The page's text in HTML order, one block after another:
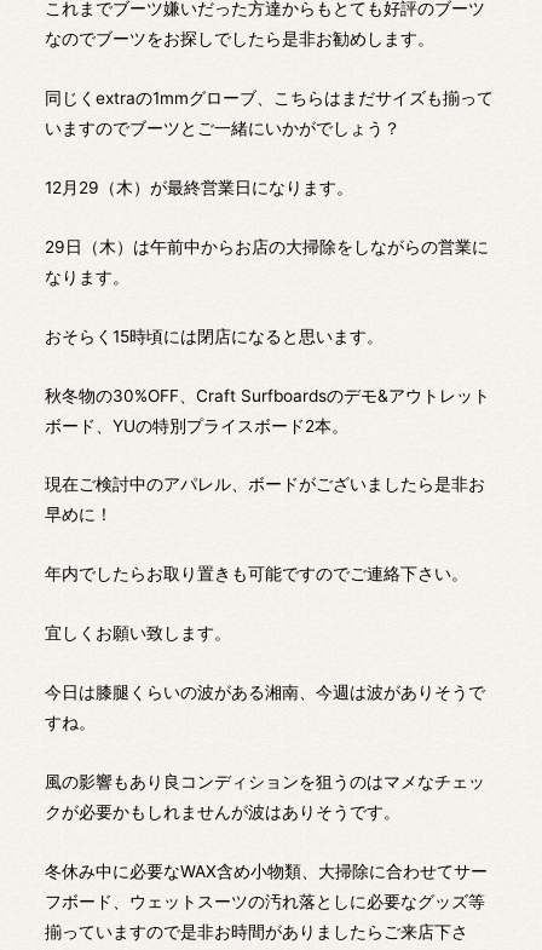
これまでブーツ嫌いだった方達からもとても好評のブーツ
なのでブーツをお探しでしたら是非お勧めします。
同じくextraの1mmグローブ、こちらはまだサイズも揃って
いますのでブーツとご一緒にいかがでしょう？
12月29（木）が最終営業日になります。
29日（木）は午前中からお店の大掃除をしながらの営業に
なります。
おそらく15時頃には閉店になると思います。
秋冬物の30%OFF、Craft Surfboardsのデモ&アウトレット
ボード、YUの特別プライスボード2本。
現在ご検討中のアパレル、ボードがございましたら是非お
早めに！
年内でしたらお取り置きも可能ですのでご連絡下さい。
宜しくお願い致します。
今日は膝腿くらいの波がある湘南、今週は波がありそうで
すね。
風の影響もあり良コンディションを狙うのはマメなチェッ
クが必要かもしれませんが波はありそうです。
冬休み中に必要なWAX含め小物類、大掃除に合わせてサー
フボード、ウェットスーツの汚れ落としに必要なグッズ等
揃っていますので是非お時間がありましたらご来店下さ